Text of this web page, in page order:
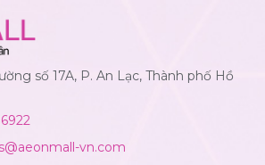
số 17A, P. An Lạc, Thành phố Hồ
vn.com